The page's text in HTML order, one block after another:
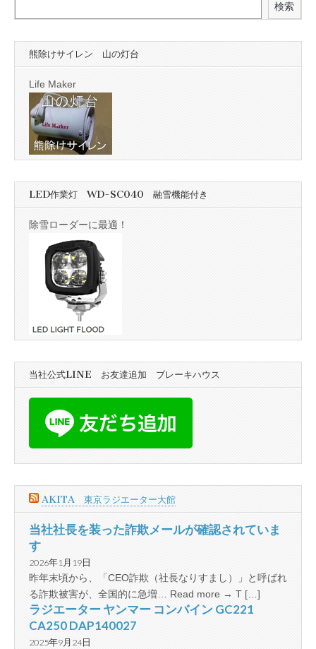
検索
熊除けサイレン 山の灯台
Life Maker
LED作業灯 WD-SC040 融雪機能付き
除雪ローダーに最適！
当社公式LINE お友達追加 ブレーキハウス
AKITA 東京ラジエーター大館
当社社長を装った詐欺メールが確認されていま
す
2026年1月19日
昨年末頃から、「CEO詐欺（社長なりすまし）」と呼ばれ
る詐欺被害が、全国的に急増… Read more → T […]
ラジエーター ヤンマー コンバイン GC221
CA250 DAP140027
2025年9月24日